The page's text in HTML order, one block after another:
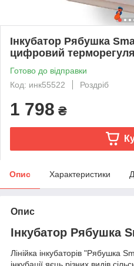
Інкубатор Рябушка
цифровий
Готово до відправки
Код: инк55522
Роздріб
1 798 ₴
Опис Характеристики
Опис
Інкубатор Рябушка
Лінійка інкубаторів "Рябушка